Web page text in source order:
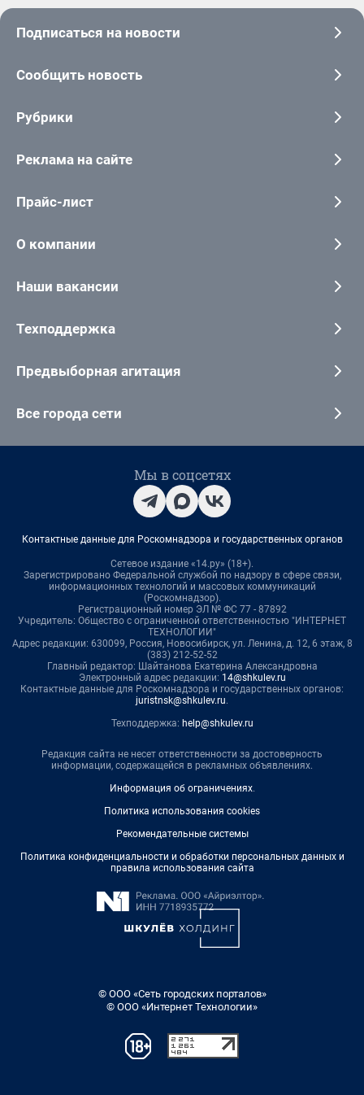
Подписаться на новости
Сообщить новость
Рубрики
Реклама на сайте
Прайс-лист
О компании
Наши вакансии
Техподдержка
Предвыборная агитация
Все города сети
Мы в соцсетях
Контактные данные для Роскомнадзора и государственных органов
Сетевое издание «14.ру» (18+).
Зарегистрировано Федеральной службой по надзору в сфере связи,
информационных технологий и массовых коммуникаций
(Роскомнадзор).
Регистрационный номер ЭЛ № ФС 77 - 87892
Учредитель: Общество с ограниченной ответственностью "ИНТЕРНЕТ
ТЕХНОЛОГИИ"
Адрес редакции: 630099, Россия, Новосибирск, ул. Ленина, д. 12, 6 этаж, 8
(383) 212-52-52
Главный редактор: Шайтанова Екатерина Александровна
Электронный адрес редакции: 14@shkulev.ru
Контактные данные для Роскомнадзора и государственных органов:
juristnsk@shkulev.ru.
Техподдержка: help@shkulev.ru
Редакция сайта не несет ответственности за достоверность
информации, содержащейся в рекламных объявлениях.
Информация об ограничениях.
Политика использования cookies
Рекомендательные системы
Политика конфиденциальности и обработки персональных данных и
правила использования сайта
© ООО «Сеть городских порталов»
© ООО «Интернет Технологии»